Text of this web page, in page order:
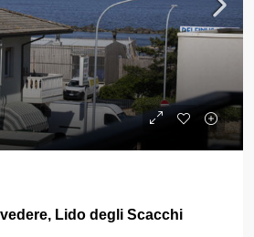
Lido degli Scacchi